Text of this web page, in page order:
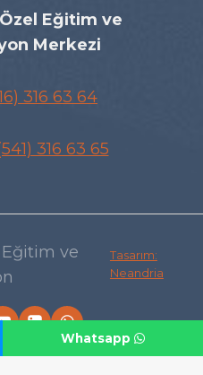
Eğitim ve
Merkezi
316 63 64
316 63 65
ve
Tasarım:
Neandria
Whatsapp